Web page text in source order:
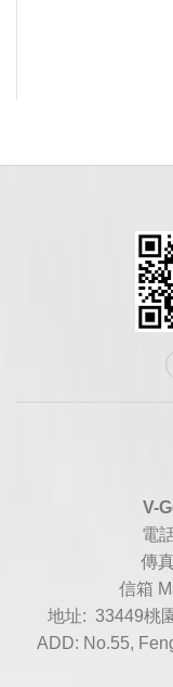
維
V-
電
傳
信箱
地址: 33449桃
ADD: No.55,